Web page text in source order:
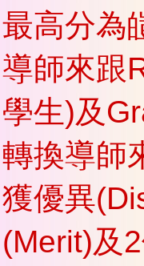
最高分為
導師來跟
學生)及
轉換導師
獲優異
(Merit)及